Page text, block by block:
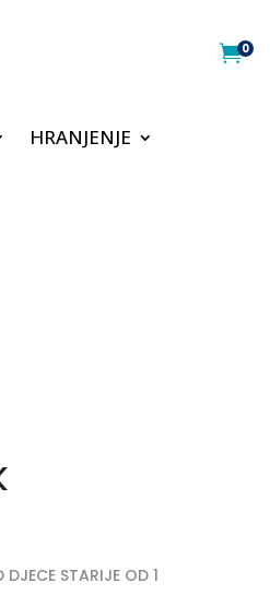
0
HRANJENJE
STARIJE OD 1